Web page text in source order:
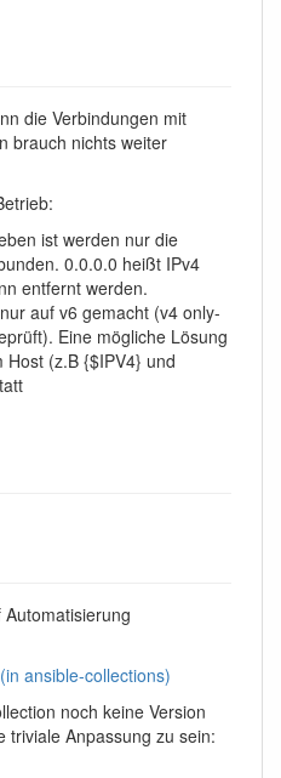
die Verbindungen mit
brauch nichts weiter
ist werden nur die
0.0.0.0 heißt IPv4
entfernt werden.
auf v6 gemacht (v4 only-
Eine mögliche Lösung
(z.B {$IPV4} und
ansible-collections)
noch keine Version
triviale Anpassung zu sein: